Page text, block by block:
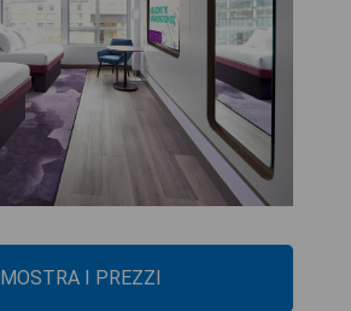
MOSTRA I PREZZI